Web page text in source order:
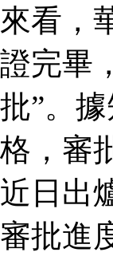
來看，
證完畢
批”。
格，審
近日出
審批進